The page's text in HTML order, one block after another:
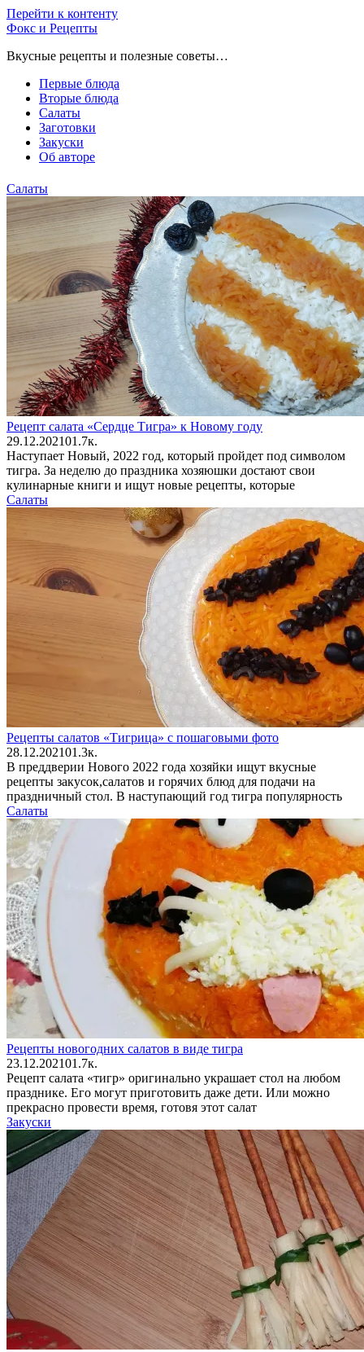
Перейти к контенту
Фокс и Рецепты
Вкусные рецепты и полезные советы…
Первые блюда
Вторые блюда
Салаты
Заготовки
Закуски
Об авторе
Салаты
Рецепт салата «Сердце Тигра» к Новому году
29.12.202101.7к.
Наступает Новый, 2022 год, который пройдет под символом
тигра. За неделю до праздника хозяюшки достают свои
кулинарные книги и ищут новые рецепты, которые
Салаты
Рецепты салатов «Тигрица» с пошаговыми фото
28.12.202101.3к.
В преддверии Нового 2022 года хозяйки ищут вкусные
рецепты закусок,салатов и горячих блюд для подачи на
праздничный стол. В наступающий год тигра популярность
Салаты
Рецепты новогодних салатов в виде тигра
23.12.202101.7к.
Рецепт салата «тигр» оригинально украшает стол на любом
празднике. Его могут приготовить даже дети. Или можно
прекрасно провести время, готовя этот салат
Закуски